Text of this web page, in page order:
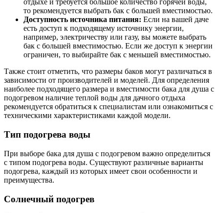
отдыхе и требуется большое количество горячей воды,
то рекомендуется выбрать бак с большей вместимостью.
Доступность источника питания: Если на вашей даче
есть доступ к подходящему источнику энергии,
например, электричеству или газу, вы можете выбрать
бак с большей вместимостью. Если же доступ к энергии
ограничен, то выбирайте бак с меньшей вместимостью.
Также стоит отметить, что размеры баков могут различаться в
зависимости от производителей и моделей. Для определения
наиболее подходящего размера и вместимости бака для душа с
подогревом наличие теплой воды для дачного отдыха
рекомендуется обратиться к специалистам или ознакомиться с
техническими характеристиками каждой модели.
Тип подогрева воды
При выборе бака для душа с подогревом важно определиться
с типом подогрева воды. Существуют различные варианты
подогрева, каждый из которых имеет свои особенности и
преимущества.
Солнечный подогрев